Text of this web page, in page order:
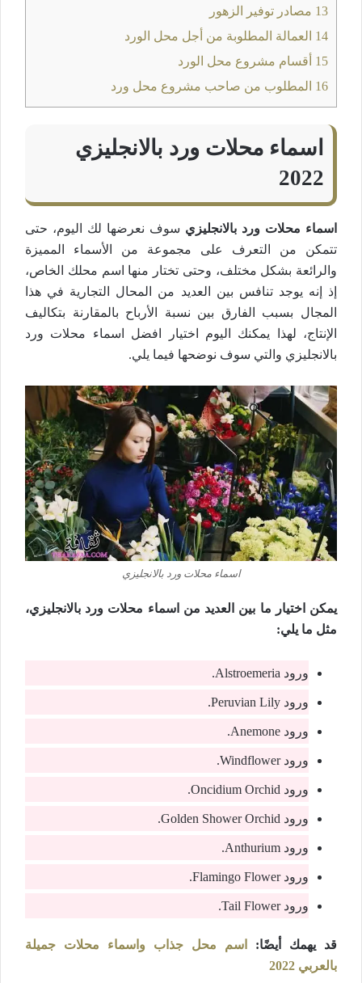
13 مصادر توفير الزهور
14 العمالة المطلوبة من أجل محل الورد
15 أقسام مشروع محل الورد
16 المطلوب من صاحب مشروع محل ورد
اسماء محلات ورد بالانجليزي
2022
اسماء محلات ورد بالانجليزي سوف نعرضها لك اليوم، حتى
تتمكن من التعرف على مجموعة من الأسماء المميزة
والرائعة بشكل مختلف، وحتى تختار منها اسم محلك الخاص،
إذ إنه يوجد تنافس بين العديد من المحال التجارية في هذا
المجال بسبب الفارق بين نسبة الأرباح بالمقارنة بتكاليف
الإنتاج، لهذا يمكنك اليوم اختيار افضل اسماء محلات ورد
بالانجليزي والتي سوف نوضحها فيما يلي.
اسماء محلات ورد بالانجليزي
يمكن اختيار ما بين العديد من اسماء محلات ورد بالانجليزي،
مثل ما يلي:
ورود Alstroemeria.
ورود Peruvian Lily.
ورود Anemone.
ورود Windflower.
ورود Oncidium Orchid.
ورود Golden Shower Orchid.
ورود Anthurium.
ورود Flamingo Flower.
ورود Tail Flower.
قد يهمك أيضًا:
اسم محل جذاب واسماء محلات جميلة
بالعربي 2022